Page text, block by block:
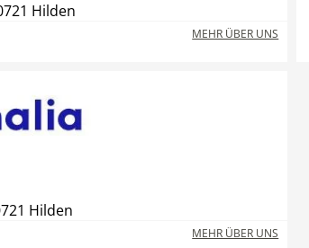
Hilden
MEHR ÜBER UNS
Hilden
MEHR ÜBER UNS